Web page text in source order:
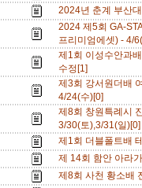
2024년 춘계 부산
2024 제5회 GA-
프리미엄에셋) - 4/
제1회 이성수안과
수정[1]
제3회 강서원더배
4/24(수)[0]
제8회 창원특례시
3/30(토),3/31(일
제1회 더블폴트배
제 14회 함안 아라
제8회 사천 황소배